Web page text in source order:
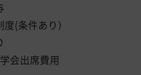
度(条件あり）
学会出席費用